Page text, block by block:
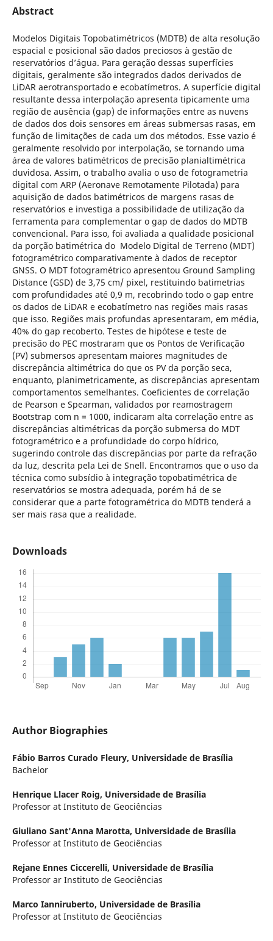
Abstract
Modelos Digitais Topobatimétricos (MDTB) de alta resolução
espacial e posicional são dados preciosos à gestão de
reservatórios d’água. Para geração dessas superfícies
digitais, geralmente são integrados dados derivados de
LiDAR aerotransportado e ecobatímetros. A superfície digital
resultante dessa interpolação apresenta tipicamente uma
região de ausência (gap) de informações entre as nuvens
de dados dos dois sensores em áreas submersas rasas, em
função de limitações de cada um dos métodos. Esse vazio é
geralmente resolvido por interpolação, se tornando uma
área de valores batimétricos de precisão planialtimétrica
duvidosa. Assim, o trabalho avalia o uso de fotogrametria
digital com ARP (Aeronave Remotamente Pilotada) para
aquisição de dados batimétricos de margens rasas de
reservatórios e investiga a possibilidade de utilização da
ferramenta para complementar o gap de dados do MDTB
convencional. Para isso, foi avaliada a qualidade posicional
da porção batimétrica do Modelo Digital de Terreno (MDT)
fotogramétrico comparativamente à dados de receptor
GNSS. O MDT fotogramétrico apresentou Ground Sampling
Distance (GSD) de 3,75 cm/ pixel, restituindo batimetrias
com profundidades até 0,9 m, recobrindo todo o gap entre
os dados de LiDAR e ecobatímetro nas regiões mais rasas
que isso. Regiões mais profundas apresentaram, em média,
40% do gap recoberto. Testes de hipótese e teste de
precisão do PEC mostraram que os Pontos de Verificação
(PV) submersos apresentam maiores magnitudes de
discrepância altimétrica do que os PV da porção seca,
enquanto, planimetricamente, as discrepâncias apresentam
comportamentos semelhantes. Coeficientes de correlação
de Pearson e Spearman, validados por reamostragem
Bootstrap com n = 1000, indicaram alta correlação entre as
discrepâncias altimétricas da porção submersa do MDT
fotogramétrico e a profundidade do corpo hídrico,
sugerindo controle das discrepâncias por parte da refração
da luz, descrita pela Lei de Snell. Encontramos que o uso da
técnica como subsídio à integração topobatimétrica de
reservatórios se mostra adequada, porém há de se
considerar que a parte fotogramétrica do MDTB tenderá a
ser mais rasa que a realidade.
Downloads
Author Biographies
Fábio Barros Curado Fleury, Universidade de Brasília
Bachelor
Henrique Llacer Roig, Universidade de Brasília
Professor at Instituto de Geociências
Giuliano Sant'Anna Marotta, Universidade de Brasília
Professor at Instituto de Geociências
Rejane Ennes Ciccerelli, Universidade de Brasília
Professor ar Instituto de Geociências
Marco Ianniruberto, Universidade de Brasília
Professor at Instituto de Geociências